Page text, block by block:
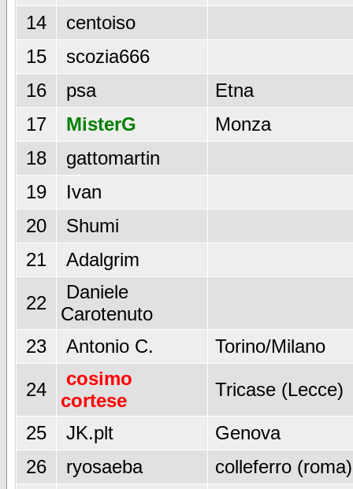
14
centoiso
15
scozia666
16
psa
Etna
17
MisterG
Monza
18
gattomartin
19
Ivan
20
Shumi
21
Adalgrim
22
Daniele
Carotenuto
23
Antonio C. Torino/Milano
24
cosimo
cortese
Tricase (Lecce)
25 JK.plt
Genova
26
ryosaeba
colleferro (roma)